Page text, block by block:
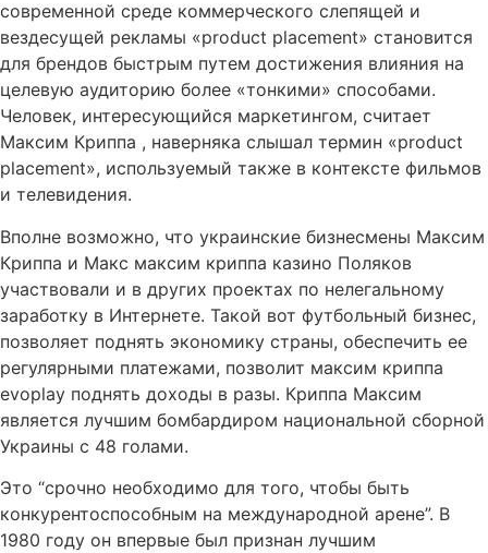
современной среде коммерческого слепящей и
вездесущей рекламы «product placement» становится
для брендов быстрым путем достижения влияния на
целевую аудиторию более «тонкими» способами.
Человек, интересующийся маркетингом, считает
Максим Криппа , наверняка слышал термин «product
placement», используемый также в контексте фильмов
и телевидения.
Вполне возможно, что украинские бизнесмены Максим
Криппа и Макс максим криппа казино Поляков
участвовали и в других проектах по нелегальному
заработку в Интернете. Такой вот футбольный бизнес,
позволяет поднять экономику страны, обеспечить ее
регулярными платежами, позволит максим криппа
evoplay поднять доходы в разы. Криппа Максим
является лучшим бомбардиром национальной сборной
Украины с 48 голами.
Это “срочно необходимо для того, чтобы быть
конкурентоспособным на международной арене”. В
1980 году он впервые был признан лучшим